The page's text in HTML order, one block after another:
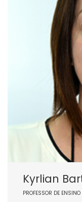
Kyrlian
PROFESSOR DE ENSINO